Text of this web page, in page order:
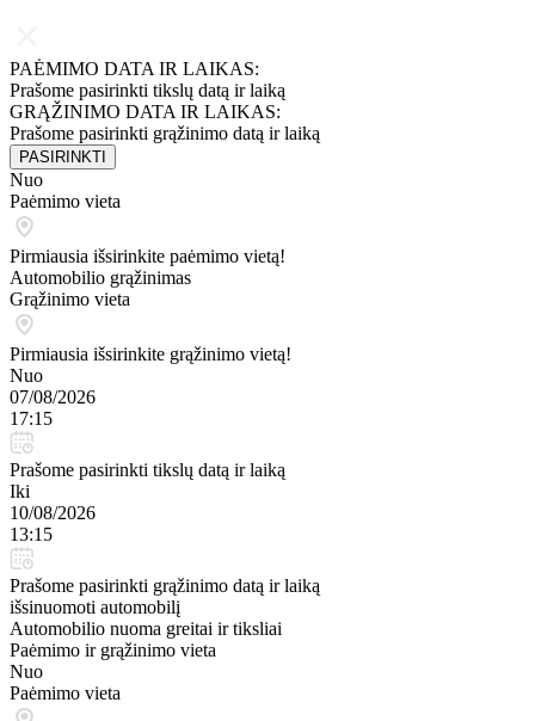
PAĖMIMO DATA IR LAIKAS:
Prašome pasirinkti tikslų datą ir laiką
GRĄŽINIMO DATA IR LAIKAS:
Prašome pasirinkti grąžinimo datą ir laiką
PASIRINKTI
Nuo
Paėmimo vieta
Pirmiausia išsirinkite paėmimo vietą!
Automobilio grąžinimas
Grąžinimo vieta
Pirmiausia išsirinkite grąžinimo vietą!
Nuo
07/08/2026
17:15
Prašome pasirinkti tikslų datą ir laiką
Iki
10/08/2026
13:15
Prašome pasirinkti grąžinimo datą ir laiką
išsinuomoti automobilį
Automobilio nuoma greitai ir tiksliai
Paėmimo ir grąžinimo vieta
Nuo
Paėmimo vieta